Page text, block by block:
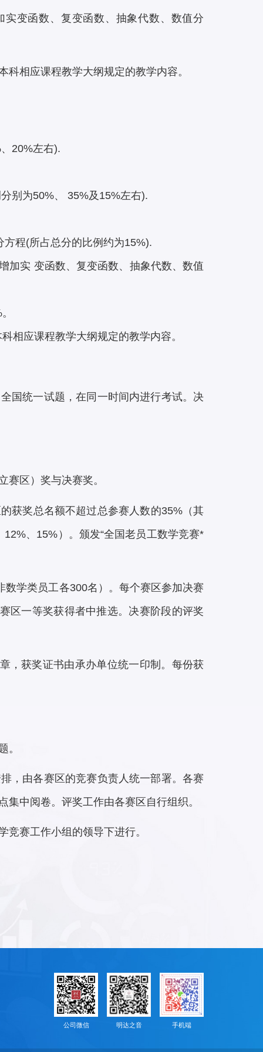
变函数、复变函数、抽象代数、数值分
相应课程教学大纲规定的教学内容。
20%左右).
别为50%、 35%及15%左右).
程(所占总分的比例约为15%).
实 变函数、复变函数、抽象代数、数值
应课程教学大纲规定的教学内容。
国统一试题，在同一时间内进行考试。决
赛区）奖与决赛奖。
获奖总名额不超过总参赛人数的35%（其
、15%）。颁发“全国老员工数学竞赛*
学类员工各300名）。每个赛区参加决赛
区一等奖获得者中推选。决赛阶段的评奖
，获奖证书由承办单位统一印制。每份获
。
，由各赛区的竞赛负责人统一部署。各赛
中阅卷。评奖工作由各赛区自行组织。
赛工作小组的领导下进行。
公司微信 明达之音 手机端